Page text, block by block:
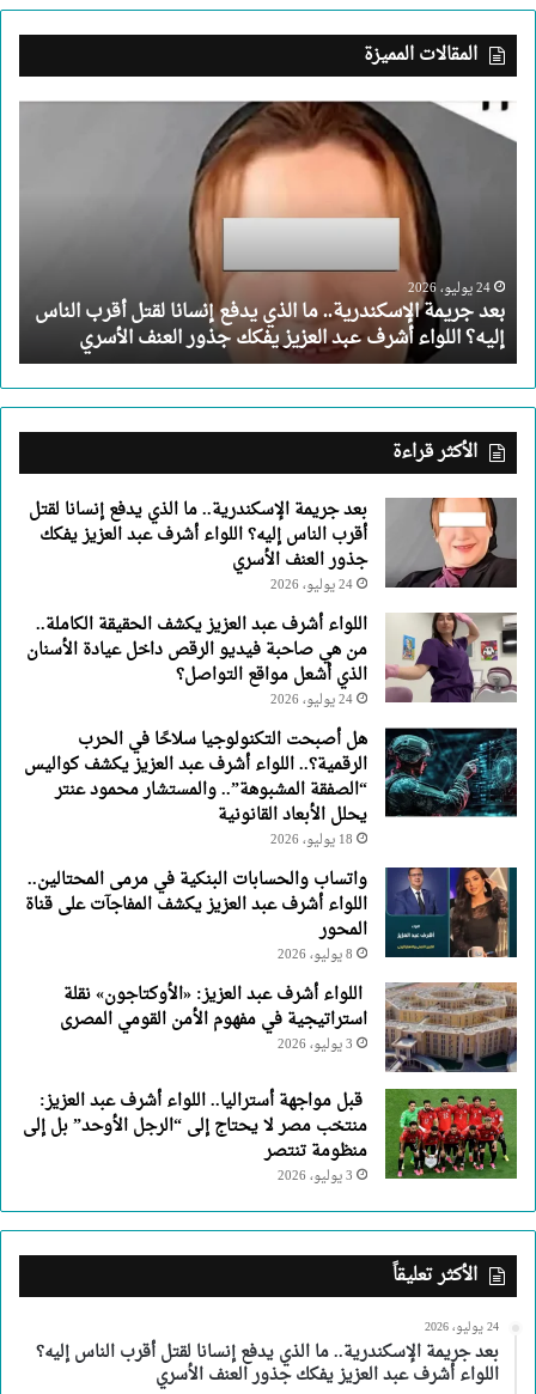
المقالات المميزة
بعد
جريمة
لقتل
أقرب
الناس
إليه؟
اللواء
أشرف
عبد
العزيز
جذور
العنف
الأسري
24 يوليو، 2026
بعد جريمة الإسكندرية.. ما الذي يدفع إنسانا لقتل أقرب الناس
إليه؟ اللواء أشرف عبد العزيز يفكك جذور العنف الأسري
الأكثر قراءة
بعد جريمة الإسكندرية.. ما الذي يدفع إنسانا لقتل
أقرب الناس إليه؟ اللواء أشرف عبد العزيز يفكك
جذور العنف الأسري
24 يوليو، 2026
اللواء أشرف عبد العزيز يكشف الحقيقة الكاملة..
من هي صاحبة فيديو الرقص داخل عيادة الأسنان
الذي أشعل مواقع التواصل؟
24 يوليو، 2026
هل أصبحت التكنولوجيا سلاحًا في الحرب
الرقمية؟.. اللواء أشرف عبد العزيز يكشف كواليس
“الصفقة المشبوهة”.. والمستشار محمود عنتر
يحلل الأبعاد القانونية
18 يوليو، 2026
واتساب والحسابات البنكية في مرمى المحتالين..
اللواء أشرف عبد العزيز يكشف المفاجآت على قناة
المحور
8 يوليو، 2026
اللواء أشرف عبد العزيز: «الأوكتاجون» نقلة
استراتيجية في مفهوم الأمن القومي المصرى
3 يوليو، 2026
قبل مواجهة أستراليا.. اللواء أشرف عبد العزيز:
منتخب مصر لا يحتاج إلى “الرجل الأوحد” بل إلى
منظومة تنتصر
3 يوليو، 2026
الأكثر تعليقاً
24 يوليو، 2026
بعد جريمة الإسكندرية.. ما الذي يدفع إنسانا لقتل أقرب الناس إليه؟
اللواء أشرف عبد العزيز يفكك جذور العنف الأسري